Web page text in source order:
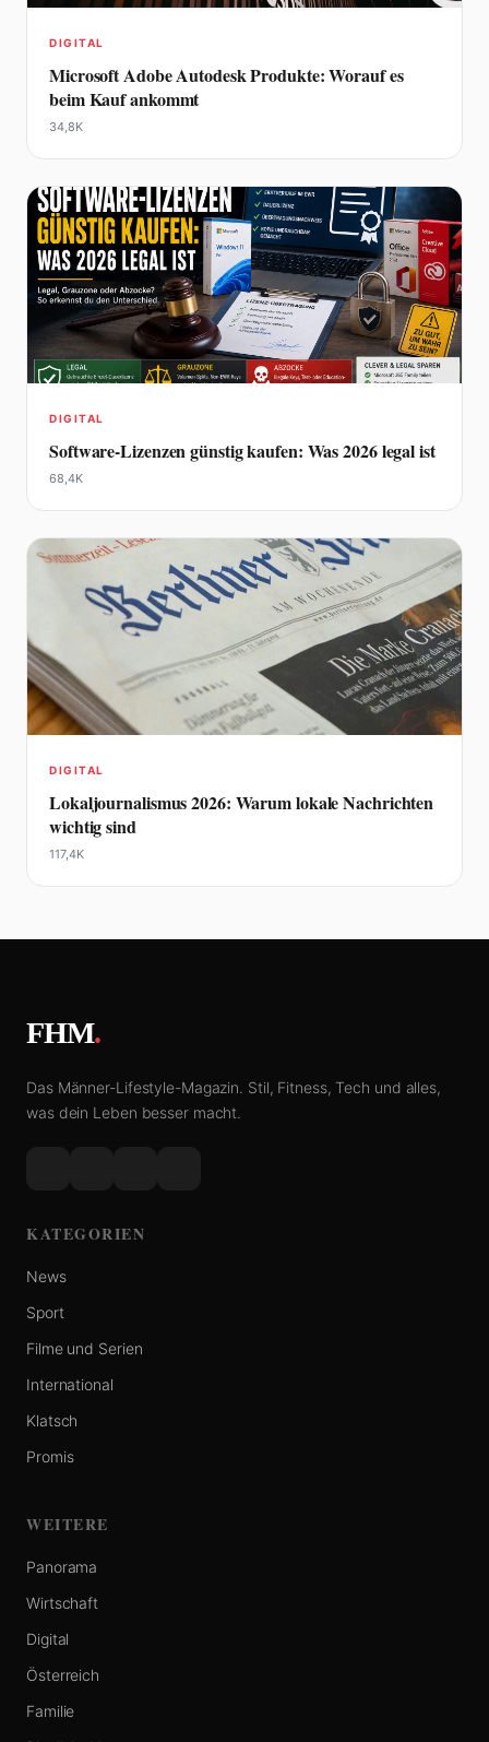
DIGITAL
Microsoft Adobe Autodesk Produkte: Worauf es
beim Kauf ankommt
34,8K
DIGITAL
Software-Lizenzen günstig kaufen: Was 2026 legal ist
68,4K
DIGITAL
Lokaljournalismus 2026: Warum lokale Nachrichten
wichtig sind
117,4K
FHM.
Das Männer-Lifestyle-Magazin. Stil, Fitness, Tech und alles,
was dein Leben besser macht.
KATEGORIEN
News
Sport
Filme und Serien
International
Klatsch
Promis
WEITERE
Panorama
Wirtschaft
Digital
Österreich
Familie